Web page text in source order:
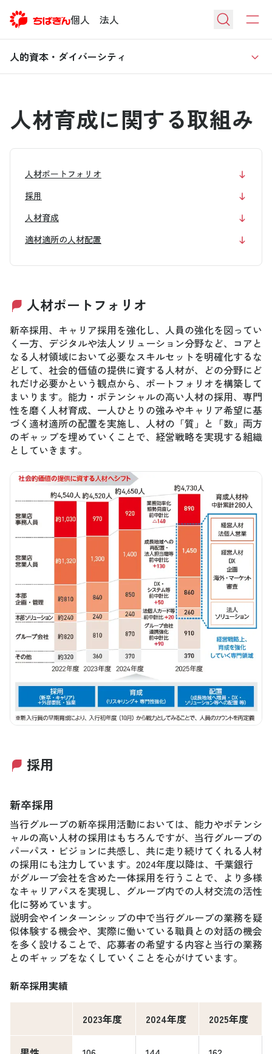
個人 法人
人的資本・ダイバーシティ
人材育成に関する取組み
人材ポートフォリオ
採用
人材育成
適材適所の人材配置
人材ポートフォリオ
新卒採用、キャリア採用を強化し、人員の強化を図ってい
く一方、デジタルや法人ソリューション分野など、コアと
なる人材領域において必要なスキルセットを明確化するな
どして、社会的価値の提供に資する人材が、どの分野にど
れだけ必要かという観点から、ポートフォリオを構築して
まいります。能力・ポテンシャルの高い人材の採用、専門
性を磨く人材育成、一人ひとりの強みやキャリア希望に基
づく適材適所の配置を実施し、人材の「質」と「数」両方
のギャップを埋めていくことで、経営戦略を実現する組織
としていきます。
採用
新卒採用
当行グループの新卒採用活動においては、能力やポテンシ
ャルの高い人材の採用はもちろんですが、当行グループの
パーパス・ビジョンに共感し、共に走り続けてくれる人材
の採用にも注力しています。2024年度以降は、千葉銀行
がグループ会社を含めた一体採用を行うことで、より多様
なキャリアパスを実現し、グループ内での人材交流の活性
化に努めています。
説明会やインターンシップの中で当行グループの業務を疑
似体験する機会や、実際に働いている職員との対話の機会
を多く設けることで、応募者の希望する内容と当行の業務
とのギャップをなくしていくことを心がけています。
新卒採用実績
2023年度 2024年度 2025年度